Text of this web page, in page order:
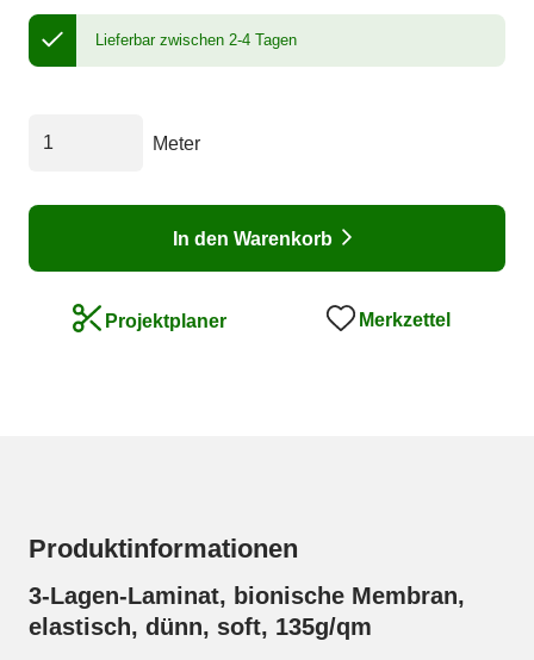
Lieferbar zwischen 2-4 Tagen
Meter
In den Warenkorb
Projektplaner Merkzettel
Produktinformationen
3-Lagen-Laminat, bionische Membran,
elastisch, dünn, soft, 135g/qm